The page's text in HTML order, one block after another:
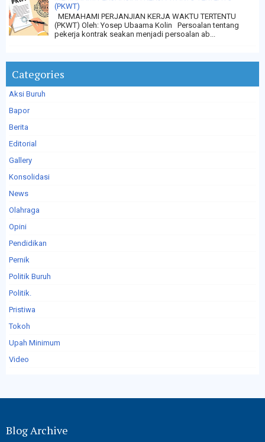
(PKWT)
MEMAHAMI PERJANJIAN KERJA WAKTU TERTENTU
(PKWT) Oleh: Yosep Ubaama Kolin Persoalan tentang
pekerja kontrak seakan menjadi persoalan ab...
Categories
Aksi Buruh
Bapor
Berita
Editorial
Gallery
Konsolidasi
News
Olahraga
Opini
Pendidikan
Pernik
Politik Buruh
Politik.
Pristiwa
Tokoh
Upah Minimum
Video
Blog Archive